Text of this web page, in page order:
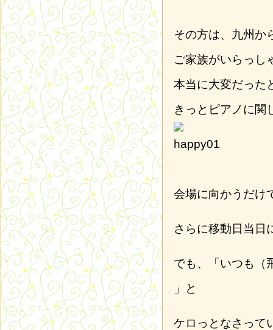
その方は、九州か
ご家族がいらっし
本当に大変だっ
きっとピアノに関
会場に向かうだけ
さらに移動日当日
でも、「いつも（
」と
ケロっとなさって